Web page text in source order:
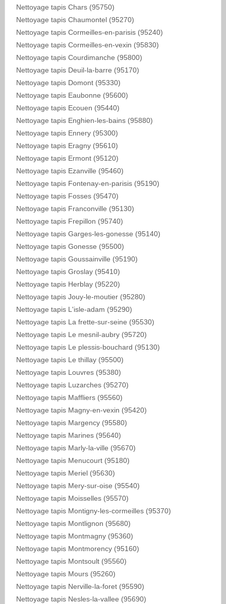
Nettoyage tapis Chars (95750)
Nettoyage tapis Chaumontel (95270)
Nettoyage tapis Cormeilles-en-parisis (95240)
Nettoyage tapis Cormeilles-en-vexin (95830)
Nettoyage tapis Courdimanche (95800)
Nettoyage tapis Deuil-la-barre (95170)
Nettoyage tapis Domont (95330)
Nettoyage tapis Eaubonne (95600)
Nettoyage tapis Ecouen (95440)
Nettoyage tapis Enghien-les-bains (95880)
Nettoyage tapis Ennery (95300)
Nettoyage tapis Eragny (95610)
Nettoyage tapis Ermont (95120)
Nettoyage tapis Ezanville (95460)
Nettoyage tapis Fontenay-en-parisis (95190)
Nettoyage tapis Fosses (95470)
Nettoyage tapis Franconville (95130)
Nettoyage tapis Frepillon (95740)
Nettoyage tapis Garges-les-gonesse (95140)
Nettoyage tapis Gonesse (95500)
Nettoyage tapis Goussainville (95190)
Nettoyage tapis Groslay (95410)
Nettoyage tapis Herblay (95220)
Nettoyage tapis Jouy-le-moutier (95280)
Nettoyage tapis L'isle-adam (95290)
Nettoyage tapis La frette-sur-seine (95530)
Nettoyage tapis Le mesnil-aubry (95720)
Nettoyage tapis Le plessis-bouchard (95130)
Nettoyage tapis Le thillay (95500)
Nettoyage tapis Louvres (95380)
Nettoyage tapis Luzarches (95270)
Nettoyage tapis Maffliers (95560)
Nettoyage tapis Magny-en-vexin (95420)
Nettoyage tapis Margency (95580)
Nettoyage tapis Marines (95640)
Nettoyage tapis Marly-la-ville (95670)
Nettoyage tapis Menucourt (95180)
Nettoyage tapis Meriel (95630)
Nettoyage tapis Mery-sur-oise (95540)
Nettoyage tapis Moisselles (95570)
Nettoyage tapis Montigny-les-cormeilles (95370)
Nettoyage tapis Montlignon (95680)
Nettoyage tapis Montmagny (95360)
Nettoyage tapis Montmorency (95160)
Nettoyage tapis Montsoult (95560)
Nettoyage tapis Mours (95260)
Nettoyage tapis Nerville-la-foret (95590)
Nettoyage tapis Nesles-la-vallee (95690)